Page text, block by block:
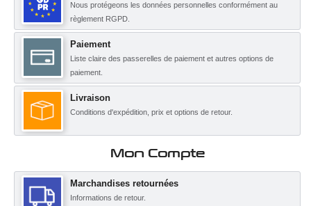
Nous protégeons les données personnelles conformément au
règlement RGPD.
Paiement
Liste claire des passerelles de paiement et autres options de
paiement.
Livraison
Conditions d'expédition, prix et options de retour.
Mon Compte
Marchandises retournées
Informations de retour.